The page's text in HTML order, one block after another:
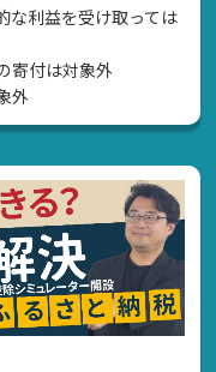
利益を受け取っては
寄付は対象外
外